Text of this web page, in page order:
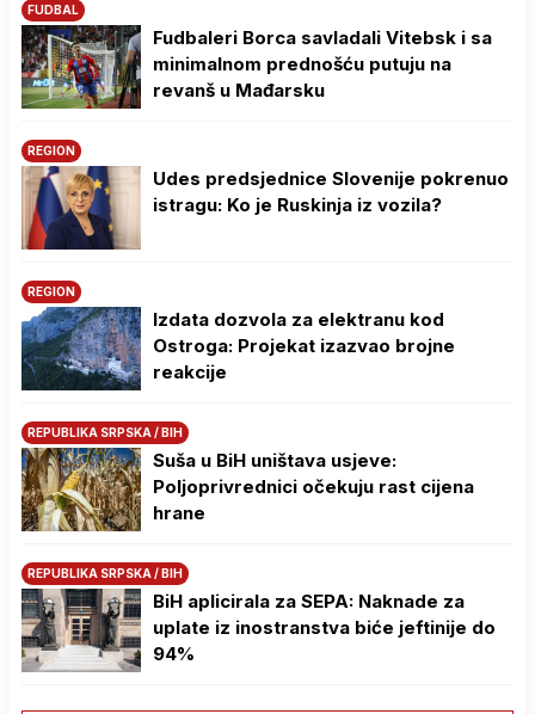
FUDBAL
Fudbaleri Borca savladali Vitebsk i sa
minimalnom prednošću putuju na
revanš u Mađarsku
REGION
Udes predsjednice Slovenije pokrenuo
istragu: Ko je Ruskinja iz vozila?
REGION
Izdata dozvola za elektranu kod
Ostroga: Projekat izazvao brojne
reakcije
REPUBLIKA SRPSKA / BIH
Suša u BiH uništava usjeve:
Poljoprivrednici očekuju rast cijena
hrane
REPUBLIKA SRPSKA / BIH
BiH aplicirala za SEPA: Naknade za
uplate iz inostranstva biće jeftinije do
94%